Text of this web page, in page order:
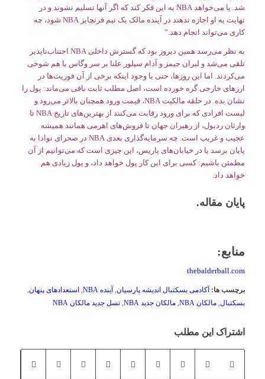
شد. یا می‌خواهد NBA به این فکر کند که اگر آنها تسلیم نشوند و در
نهایت به او اجازه ندهند در آینده مالک یک تیم فرنچایز NBA شود، چه
کاری می‌تواند انجام دهد.”
به نظر می‌رسد همین دیروز بود که گسترش داخلی NBA اجتناب‌ناپذیر
تلقی می‌شد و لبران جیمز و آدام سیلور علنا بر سر وگاس با هم شوخی
می‌کردند. اما این روزها، حتی با وجود اینکه برخی از آن فوریت‌ها در
ارزهای خارجی گره خورده است، اصل مطلب ثابت باقی می‌ماند: پول را
نشان بده. در حلقه مالکیت NBA، قیمت ورود همچنان بالاتر می‌رود و
لیست افرادی که برای ورود رقابت می‌کنند از بهترین‌های تاریخ NBA تا
وارثان ردبول، از رهبران جهان تا فروش‌های اهرمی همانند همیشه
عجیب و غریب است. چه سرمایه‌گذاری بعدی NBA در صحرای نوادا به
پایان برسد یا در خیابان‌های پاریس، این چیزی است که می‌توانیم از آن
مطمئن باشیم: کسی برای این کار پول خواهد داد، و پول زیادی هم
خواهد داد.
پایان مقاله.
منابع:
thebalderball.com
برچسب ها: آکادمی بسکتبال اندیشه پارسیان, آینده NBA , استعدادهای پنهان,
بسکتبال, مالکان NBA , مالکان جدید NBA , نسل جدید مالکان NBA
اشتراک این مطلب